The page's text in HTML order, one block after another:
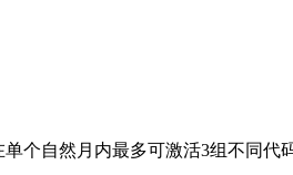
自然月内最多可激活3组不同代